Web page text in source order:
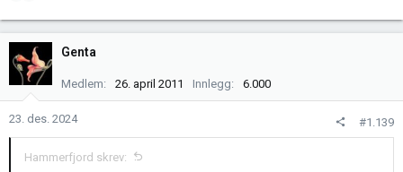
litt inspirert da!
k
s
j
o
n
e
r
Genta
Medlem 26. april 2011 Innlegg 6.000
23. des. 2024 #1.139
Hammerfjord skrev: